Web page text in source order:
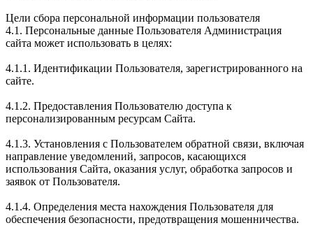
Цели сбора персональной информации пользователя
4.1. Персональные данные Пользователя Администрация
сайта может использовать в целях:
4.1.1. Идентификации Пользователя, зарегистрированного на
сайте.
4.1.2. Предоставления Пользователю доступа к
персонализированным ресурсам Сайта.
4.1.3. Установления с Пользователем обратной связи, включая
направление уведомлений, запросов, касающихся
использования Сайта, оказания услуг, обработка запросов и
заявок от Пользователя.
4.1.4. Определения места нахождения Пользователя для
обеспечения безопасности, предотвращения мошенничества.